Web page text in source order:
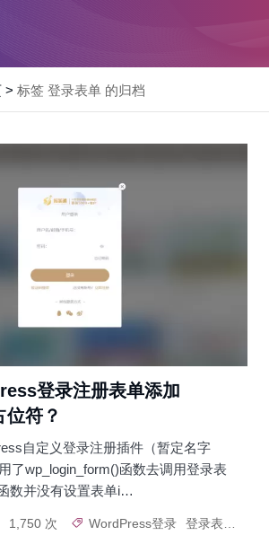
> 标签 登录表单 的归档
登录注册表单添加
符？
自定义登录注册插件（暂定名字
了wp_login_form()函数去调用登录表
数并没有设置表单i…
1,750 次 WordPress登录 登录表单